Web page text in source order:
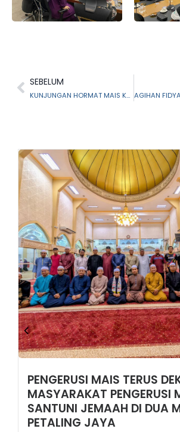
SEBELUM
KUNJUNGAN HORMAT MAIS KE JPSS BAGI MEMPERKASA SISTEM PEMULIHAN UMAT ISLAM DI SELANGOR
PENGERUSI MAIS TERUS
MASYARAKAT PENGERUSI
SANTUNI JEMAAH DI DUA
PETALING JAYA